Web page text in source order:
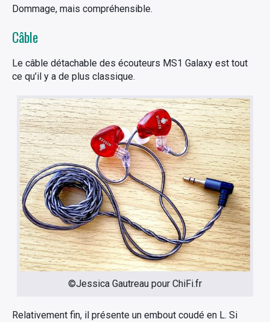
Dommage, mais compréhensible.
Câble
Le câble détachable des écouteurs MS1 Galaxy est tout
ce qu’il y a de plus classique.
©Jessica Gautreau pour ChiFi.fr
Relativement fin, il présente un embout coudé en L. Si